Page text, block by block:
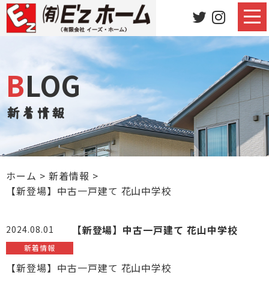
BLOG
新着情報
ホーム > 新着情報 >
【新登場】中古一戸建て 花山中学校
2024.08.01 【新登場】中古一戸建て 花山中学校
新着情報
【新登場】中古一戸建て 花山中学校